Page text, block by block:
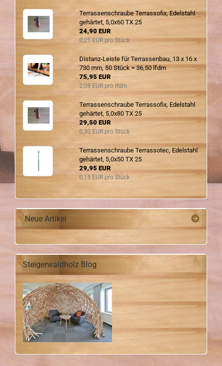
Ter­ras­sen­schrau­be Ter­ras­so­fix, Edel­stahl
ge­här­tet, 5,0x60 TX 25
24,90 EUR
0,25 EUR pro Stück
Distanz-​Leiste für Ter­ras­sen­bau, 13 x 16 x
730 mm, 50 Stück = 36,50 lfdm
75,95 EUR
2,08 EUR pro lfdm
Ter­ras­sen­schrau­be Ter­ras­so­fix, Edel­stahl
ge­här­tet, 5,0x80 TX 25
29,50 EUR
0,30 EUR pro Stück
Ter­ras­sen­schrau­be Ter­ras­so­tec, Edel­stahl
ge­här­tet, 5,0x50 TX 25
29,95 EUR
0,15 EUR pro Stück
Neue Artikel
Steigerwaldholz Blog